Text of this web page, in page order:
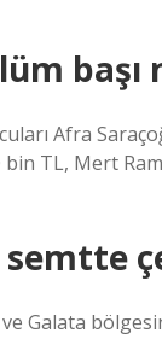
başı
Afra
TL, Mert
semtte
Galata